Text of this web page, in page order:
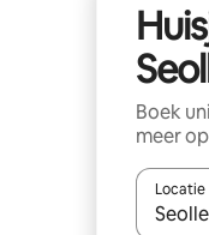
Boek
meer
Locatie